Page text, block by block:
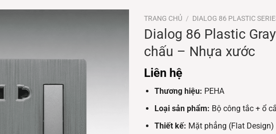
TRANG CHỦ / DIALOG 86 PLASTIC
Dialog 86 Plastic
chấu – Nhựa xước
Liên hệ
Thương hiệu: PEHA
Loại sản phẩm: Bộ công tắc + ổ
Thiết kế: Mặt phẳng (Flat Design)